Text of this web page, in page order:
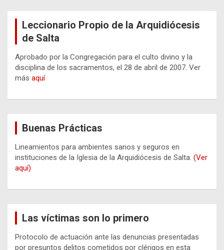
Leccionario Propio de la Arquidiócesis
de Salta
Aprobado por la Congregación para el culto divino y la
disciplina de los sacramentos, el 28 de abril de 2007. Ver
más aquí
Buenas Prácticas
Lineamientos para ambientes sanos y seguros en
instituciones de la Iglesia de la Arquidiócesis de Salta. (Ver
aquí)
Las víctimas son lo primero
Protocolo de actuación ante las denuncias presentadas
por presuntos delitos cometidos por clérigos en esta